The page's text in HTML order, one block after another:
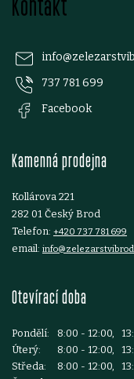
info@
737 781 699
Facebook
Kamenná prodejna
Kollárova 221
282 01 Český Brod
Telefon: +420 737 781 699
email:
Otevírací doba
Pondělí:
8:00 - 12:00,
Úterý:
8:00 - 12:00,
Středa:
8:00 - 12:00,